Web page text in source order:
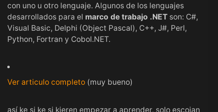
con uno u otro lenguaje. Algunos de los lenguajes
desarrollados para el marco de trabajo .NET son: C#,
Visual Basic, Delphi (Object Pascal), C++, J#, Perl,
Python, Fortran y Cobol.NET.
Ver articulo completo (muy bueno)
así ke si ke si kieren empezar a aprender, solo escojan